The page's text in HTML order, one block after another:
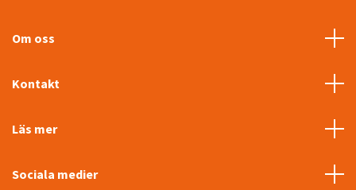
Om oss
Kontakt
Läs mer
Sociala medier